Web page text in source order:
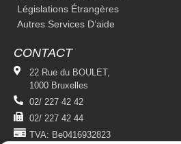
Législations Étrangères
Autres Services D’aide
CONTACT
22 Rue du BOULET,
1000 Bruxelles
02/ 227 42 42
02/ 227 42 44
TVA: Be0416932823